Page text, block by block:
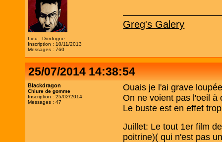
Lieu : Dordogne
Inscription : 10/11/2013
Messages : 760
Greg's Galery
25/07/2014 14:38:54
Blackdragon
Chiure de gomme
Inscription : 25/02/2014
Messages : 47
Ouais je l'ai grave
On ne voient pas l'oeil à
Le buste est en effet
Juillet: Le tout 1er film
poitrine)( qui n'est pas